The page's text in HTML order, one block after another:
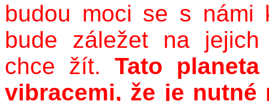
budou moci se s námi
bude záležet na jejich
chce žít.Tato
vibracemi, že je